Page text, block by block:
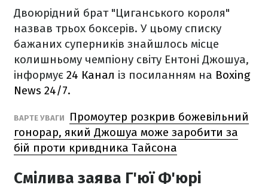
Двоюрідний брат "Циганського короля"
назвав трьох боксерів. У цьому списку
бажаних суперників знайшлось місце
колишньому чемпіону світу Ентоні Джошуа,
інформує 24 Канал із посиланням на Boxing
News 24/7.
ВАРТЕ УВАГИ
Промоутер розкрив божевільний
гонорар, який Джошуа може заробити за
бій проти кривдника Тайсона
Смілива заява Г'юї Ф'юрі